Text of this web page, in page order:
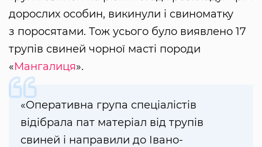
дорослих особин, викинули і свиноматку
з поросятами. Тож усього було виявлено 17
трупів свиней чорної масті породи
«Мангалиця».
«Оперативна група спеціалістів
відібрала пат матеріал від трупів
свиней і направили до Івано-